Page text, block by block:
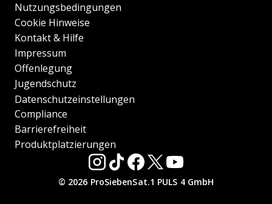
Nutzungsbedingungen
Cookie Hinweise
Kontakt & Hilfe
Impressum
Offenlegung
Jugendschutz
Datenschutzeinstellungen
Compliance
Barrierefreiheit
Produktplatzierungen
© 2026 ProSiebenSat.1 PULS 4 GmbH